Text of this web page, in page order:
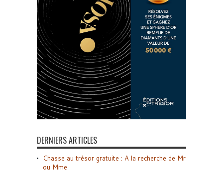
DERNIERS ARTICLES
Chasse au trésor gratuite : A la recherche de Mr
ou Mme